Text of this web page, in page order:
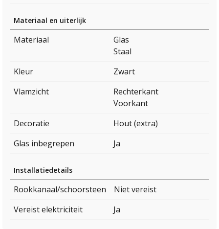
Materiaal en uiterlijk
Materiaal
Glas
Staal
Kleur
Zwart
Vlamzicht
Rechterkant
Voorkant
Decoratie
Hout (extra)
Glas inbegrepen
Ja
Installatiedetails
Rookkanaal/schoorsteen
Niet vereist
Vereist elektriciteit
Ja